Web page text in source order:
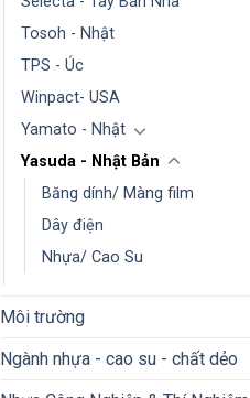
Tosoh - Nhật
TPS - Úc
Winpact- USA
Yamato - Nhật
Yasuda - Nhật Bản
Băng dính/ Màng film
Dây điện
Nhựa/ Cao Su
Môi trường
Ngành nhựa - cao su - chất dẻo